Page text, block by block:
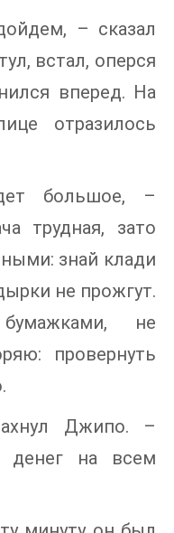
– сказал
встал, оперся
вперед. На
отразилось
большое, –
трудная, зато
знай клади
не прожгут.
не
провернуть
Джипо. –
денег на всем